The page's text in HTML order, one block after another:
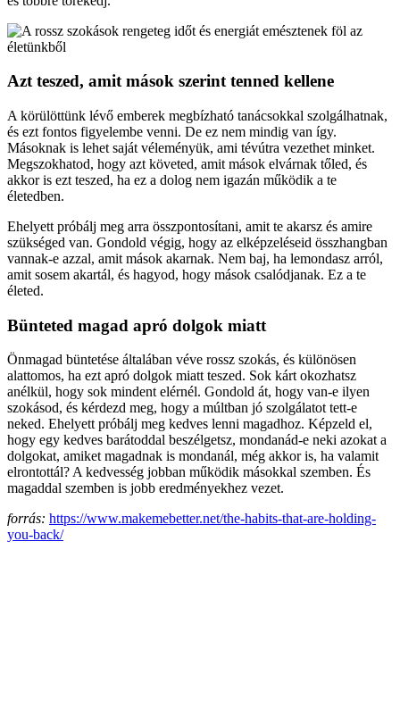
Azt teszed, amit mások szerint tenned kellene
A körülöttünk lévő emberek megbízható tanácsokkal szolgálhatnak,
és ezt fontos figyelembe venni. De ez nem mindig van így.
Másoknak is lehet saját véleményük, ami tévútra vezethet minket.
Megszokhatod, hogy azt követed, amit mások elvárnak tőled, és
akkor is ezt teszed, ha ez a dolog nem igazán működik a te
életedben.
Ehelyett próbálj meg arra összpontosítani, amit te akarsz és amire
szükséged van. Gondold végig, hogy az elképzeléseid összhangban
vannak-e azzal, amit mások akarnak. Nem baj, ha lemondasz arról,
amit sosem akartál, és hagyod, hogy mások csalódjanak. Ez a te
életed.
Bünteted magad apró dolgok miatt
Önmagad büntetése általában véve rossz szokás, és különösen
alattomos, ha ezt apró dolgok miatt teszed. Sok kárt okozhatsz
anélkül, hogy sok mindent elérnél. Gondold át, hogy van-e ilyen
szokásod, és kérdezd meg, hogy a múltban jó szolgálatot tett-e
neked. Ehelyett próbálj meg kedves lenni magadhoz. Képzeld el,
hogy egy kedves barátoddal beszélgetsz, mondanád-e neki azokat a
dolgokat, amiket magadnak is mondanál, még akkor is, ha valamit
elrontottál? A kedvesség jobban működik másokkal szemben. És
magaddal szemben is jobb eredményekhez vezet.
forrás: https://www.makemebetter.net/the-habits-that-are-holding-
you-back/